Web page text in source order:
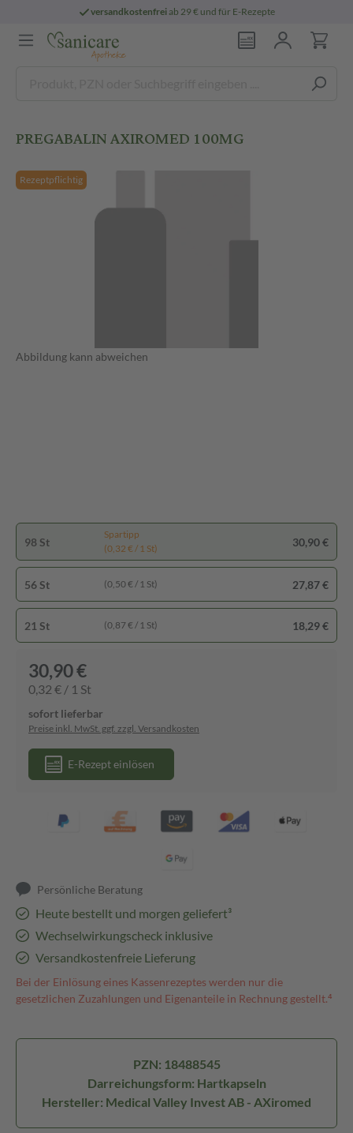
versandkostenfreiab 29 € und für E-Rezepte
PREGABALIN AXIROMED 100MG
Rezeptpflichtig
Abbildung kann abweichen
98 St
Spartipp
(0,32 € / 1 St)
30,90 €
56 St (0,50 € / 1 St) 27,87 €
21 St (0,87 € / 1 St) 18,29 €
30,90 €
0,32 € / 1 St
sofort lieferbar
Preise inkl. MwSt. ggf. zzgl. Versandkosten
E-Rezept einlösen
Persönliche Beratung
Heute bestellt und morgen geliefert³
Wechselwirkungscheck inklusive
Versandkostenfreie Lieferung
Bei der Einlösung eines Kassenrezeptes werden nur die
gesetzlichen Zuzahlungen und Eigenanteile in Rechnung gestellt.⁴
PZN: 18488545
Darreichungsform: Hartkapseln
Hersteller: Medical Valley Invest AB - AXiromed